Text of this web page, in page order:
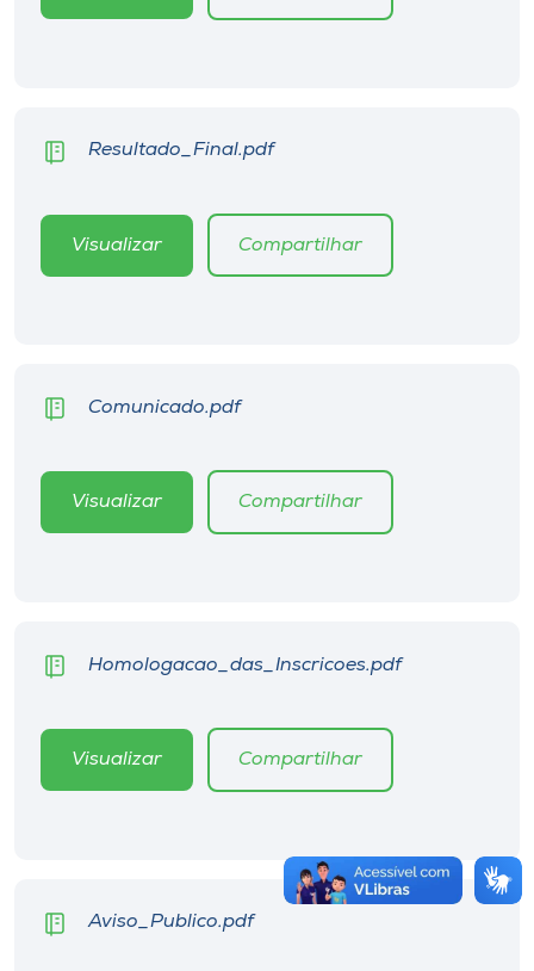
Store
o idioma
Resultado_Final.pdf
Visualizar Compartilhar
Comunicado.pdf
Visualizar Compartilhar
Homologacao_das_Inscricoes.pdf
Visualizar Compartilhar
Aviso_Publico.pdf